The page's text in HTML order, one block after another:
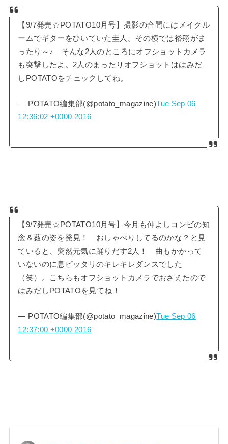
【9/7発売☆POTATO10月号】撮影の合間にはメイクル
ームでギターをひいていた圭人。その横では裕翔がま
ったり～♪ そんな2人のところにオフショットカメラ
も突撃したよ。2人のまったりオフショットははみだ
しPOTATOをチェックしてね。
— POTATO編集部(@potato_magazine)Tue Sep 06
12:36:02 +0000 2016
【9/7発売☆POTATO10月号】今月も仲よしコンビの知
念＆薮の姿を発見！ おしゃべりしてるのかな？と見
ていると、突然元気に踊りだす2人！ 曲もかかって
いないのに息ピッタリのキレキレダンスでした
（笑）。こちらもオフショットカメラでおさえたので
はみだしPOTATOを見てね！
— POTATO編集部(@potato_magazine)Tue Sep 06
12:37:00 +0000 2016